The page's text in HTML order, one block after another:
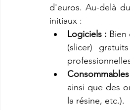
d'euros. Au-delà
initiaux :
Logiciels : Bien
(slicer)
ainsi que des
la résine, etc.).